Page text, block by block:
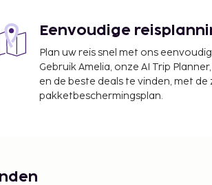
dienen bij de accommodatie te
inclusief toepasselijke belastingen
IDR 130000.00 per
dien je een borgsom van
Eenvoudige
Plan uw reis snel met ons
Gebruik Amelia, onze AI Trip
en de beste deals te vinden, met
pakketbeschermingsplan.